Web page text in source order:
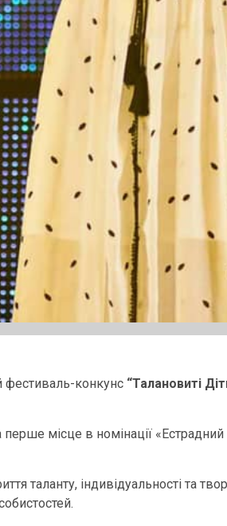
фестиваль-конкунс “Талановиті
перше місце в номінації
таланту, індивідуальності та